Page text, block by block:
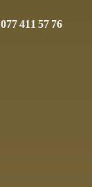
077 411 57 76